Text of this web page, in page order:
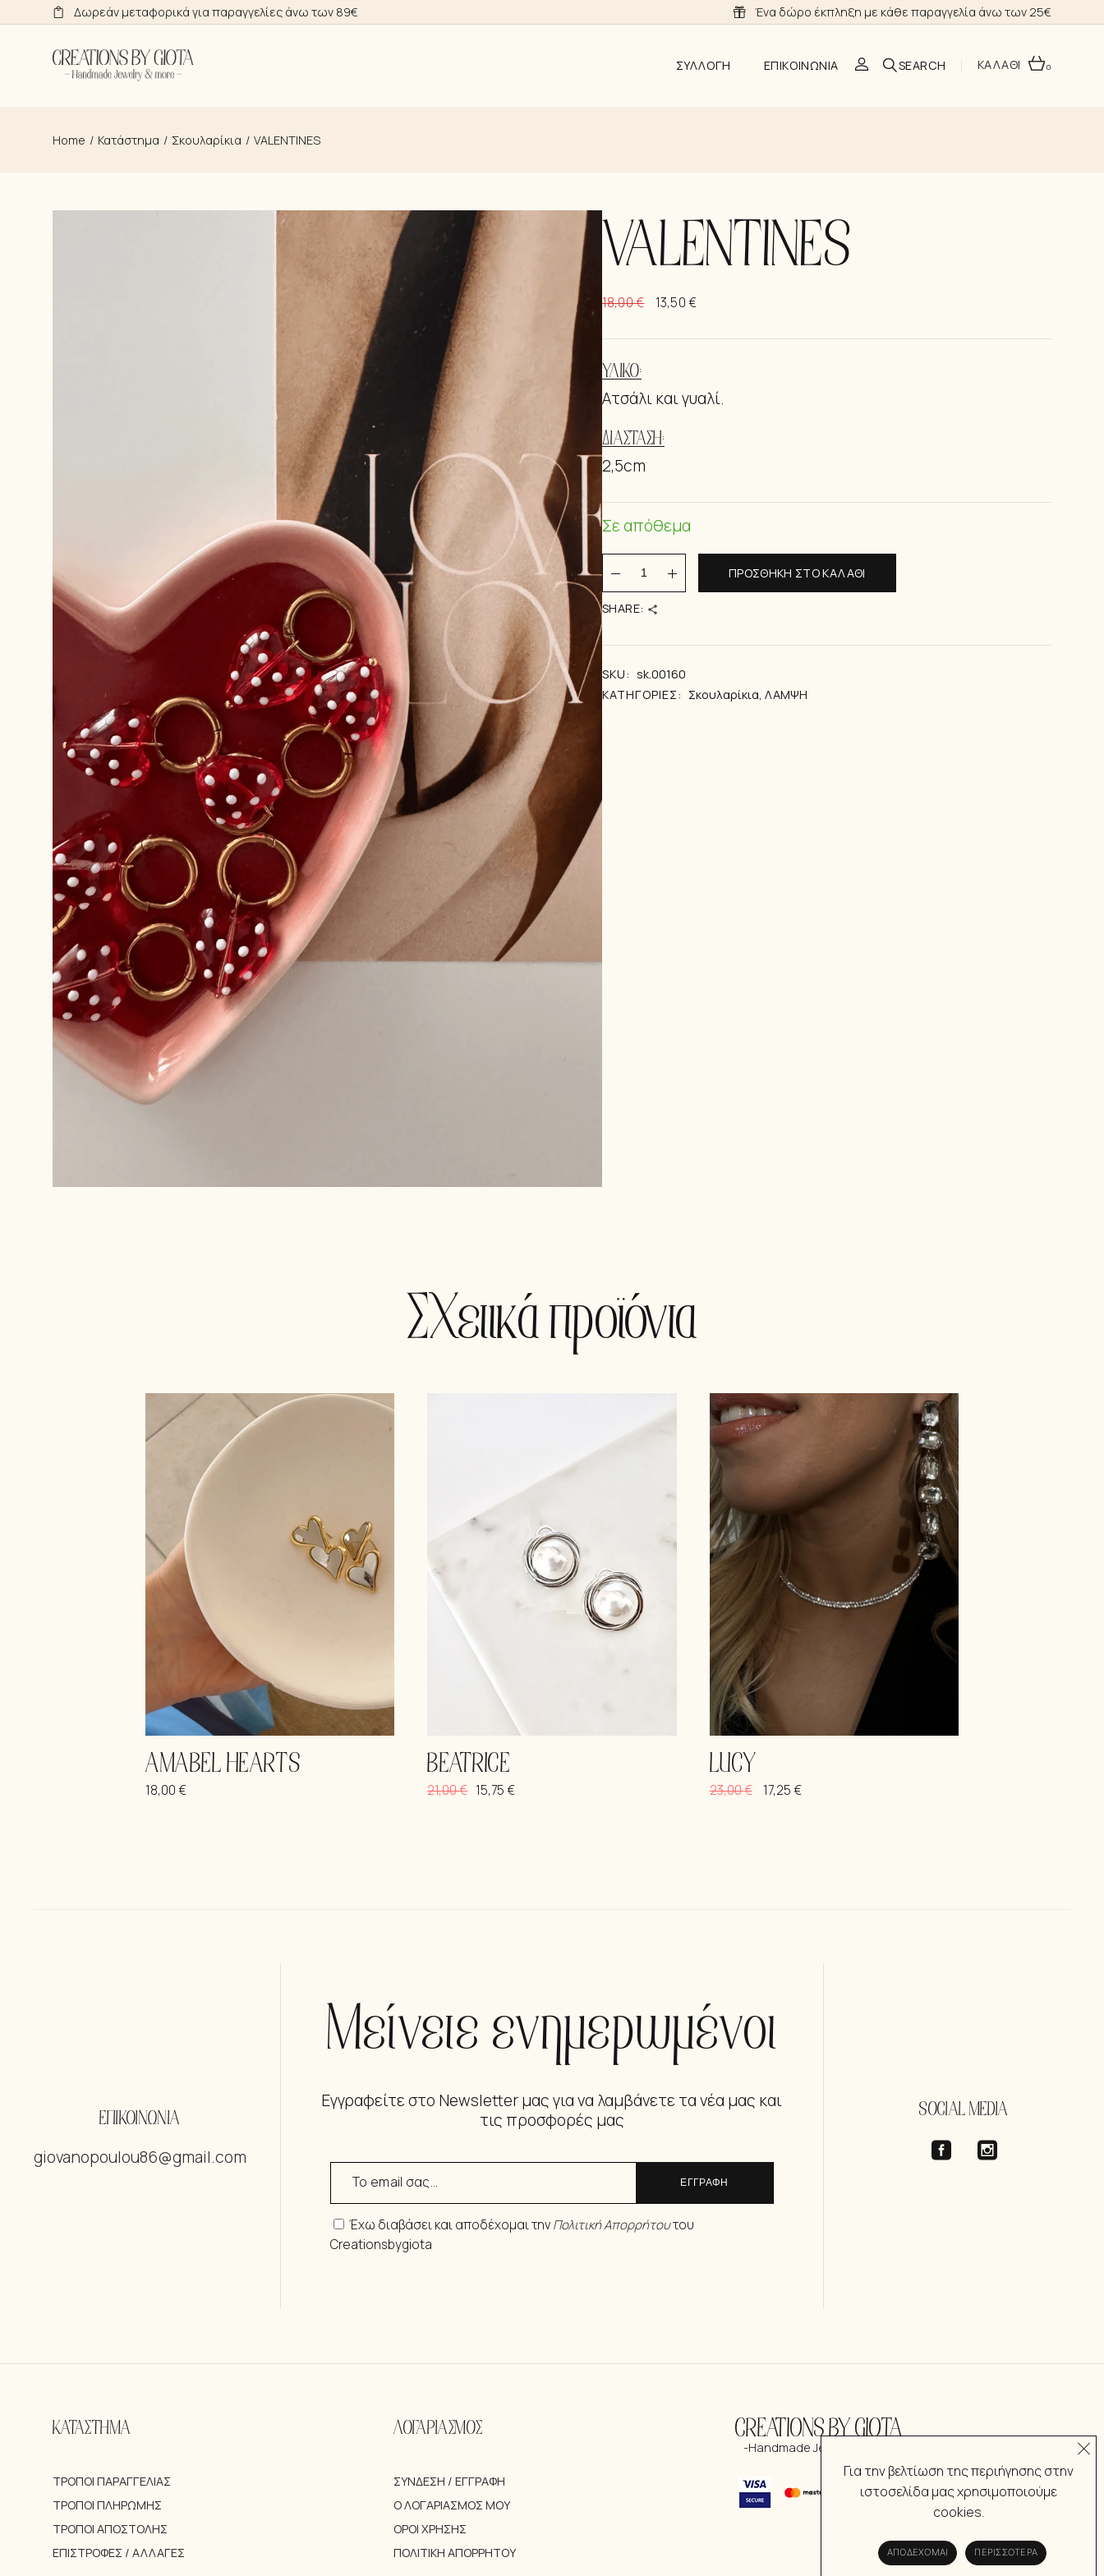
to
content
Δωρεάν μεταφορικά για παραγγελίες άνω των 89€ Ένα δώρο έκπληξη με κάθε παραγγελία άνω των 25€
ΣΥΛΛΟΓΉ
ΛΑΜΨΗ
ΑΝΑΓΈΝΝΗΣΗ
ΣΚΟΥΛΑΡΊΚΙΑ
ΒΡΑΧΙΟΛΆΚΙΑ ΠΟΔΙΟΎ
ΕΠΙΚΟΙΝΩΝΊΑ ΚΑΛΑΘΙ 0
Home Κατάστημα Σκουλαρίκια VALENTINES
VALENTINES
18,00€ 13,50€
ΥΛΙΚΌ:
Aτσάλι και γυαλί.
ΔΙΆΣΤΑΣΗ:
2,5cm
Σε απόθεμα
VALENTINES quantity
ΠΡΟΣΘΉΚΗ ΣΤΟ ΚΑΛΆΘΙ
SHARE:
SKU: sk.00160
ΚΑΤΗΓΟΡΊΕΣ: Σκουλαρίκια, ΛΑΜΨΗ
Σχετικά προϊόντα
AMABEL HEARTS
18,00€
BEATRICE
21,00€ 15,75€
LUCY
23,00€ 17,25€
ΕΠΙΚΟΙΝΩΝΙΑ
giovanopoulou86@gmail.com
Μείνετε ενημερωμένοι
Εγγραφείτε στο Newsletter μας για να λαμβάνετε τα νέα μας και
τις προσφορές μας
ΕΓΓΡΑΦΗ
Έχω διαβάσει και αποδέχομαι τηνΠολιτική Απορρήτουτου
Creationsbygiota
SOCIAL MEDIA
ΚΑΤΑΣΤΗΜΑ
ΤΡΌΠΟΙ ΠΑΡΑΓΓΕΛΊΑΣ
ΤΡΌΠΟΙ ΠΛΗΡΩΜΉΣ
ΤΡΌΠΟΙ ΑΠΟΣΤΟΛΉΣ
ΕΠΙΣΤΡΟΦΈΣ / ΑΛΛΑΓΈΣ
ΛΟΓΑΡΙΑΣΜΟΣ
ΣΎΝΔΕΣΗ / ΕΓΓΡΑΦΉ
Ο ΛΟΓΑΡΙΑΣΜΌΣ ΜΟΥ
ΌΡΟΙ ΧΡΉΣΗΣ
ΠΟΛΙΤΙΚΉ ΑΠΟΡΡΉΤΟΥ
CREATIONS BY GIOTA
-Handmade Jewelry & more-
Για την βελτίωση της περιήγησης στην
ιστοσελίδα μας χρησιμοποιούμε
cookies.
ΑΠΟΔΈΧΟΜΑΙ ΠΕΡΙΣΣΌΤΕΡΑ